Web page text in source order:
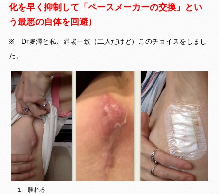
化を早く抑制して「ペースメーカーの交換」とい
う最悪の自体を回避）
※ Dr堀澤と私、満場一致（二人だけど）このチョイスをしまし
た。
１ 腫れる